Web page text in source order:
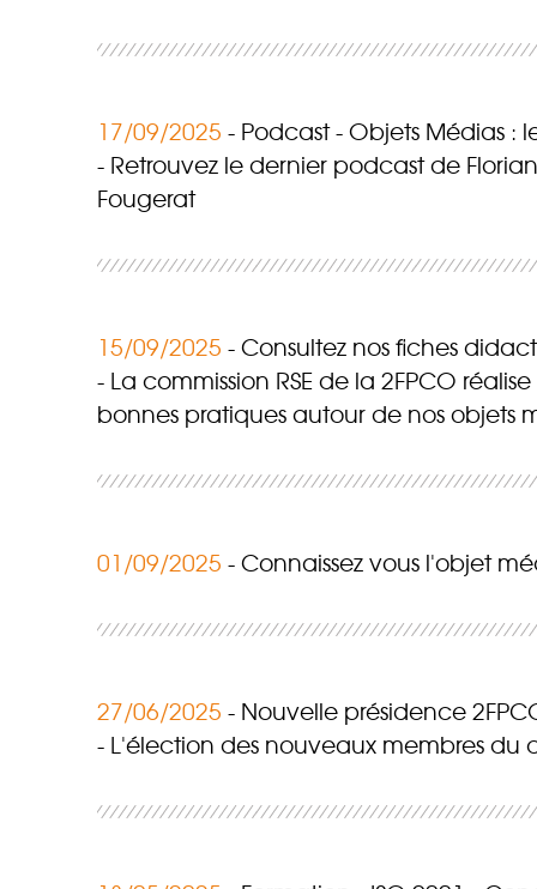
17/09/2025
Podcast - Objets Médias :
Retrouvez le dernier podcast de
Fougerat
15/09/2025
Consultez nos fiches
La commission RSE de la 2FPCO
bonnes pratiques autour de nos objets
01/09/2025 Connaissez vous l'objet
27/06/2025
Nouvelle présidence
L'élection des nouveaux membres du